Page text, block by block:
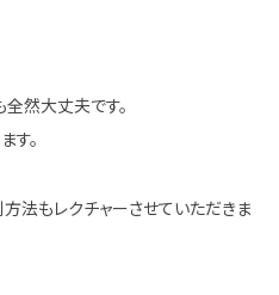
全然大丈夫です。
す。
法もレクチャーさせていただきま